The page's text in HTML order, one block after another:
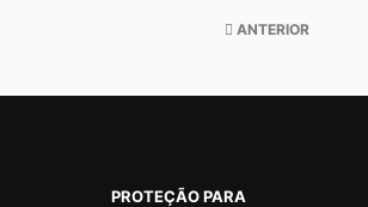
ANTERIOR
PROTEÇÃO PARA